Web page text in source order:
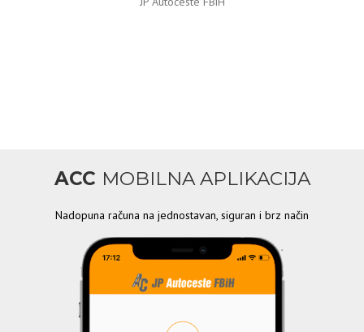
ACC MOBILNA APLIKACIJA
Nadopuna računa na jednostavan, siguran i brz način